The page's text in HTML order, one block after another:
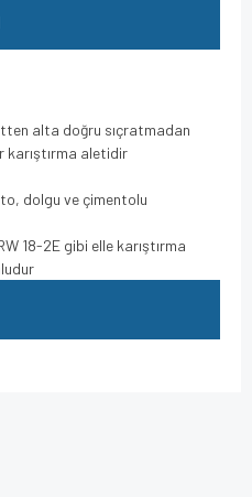
alta doğru sıçratmadan
karıştırma aletidir
dolgu ve çimentolu
18-2E gibi elle karıştırma